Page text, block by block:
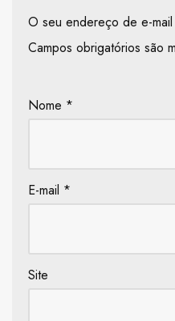
O seu endereço de e-
Campos obrigatórios são
Nome *
E-mail *
Site